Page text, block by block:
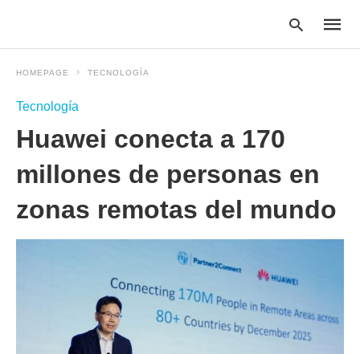
enter:
HOMEPAGE TECNOLOGÍA
Tecnología
Huawei conecta a 170
millones de personas en
zonas remotas del mundo